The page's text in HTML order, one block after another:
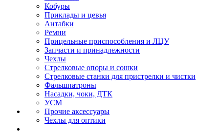
Кобуры
Приклады и цевья
Антабки
Ремни
Прицельные приспособления и ЛЦУ
Запчасти и принадлежности
Чехлы
Стрелковые опоры и сошки
Стрелковые станки для пристрелки и чистки
Фальшпатроны
Насадки, чоки, ДТК
УСМ
Прочие аксессуары
Чехлы для оптики